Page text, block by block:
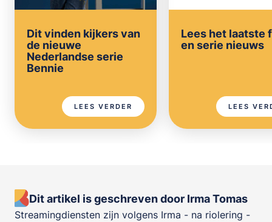
Dit vinden kijkers van
de nieuwe
Nederlandse serie
Bennie
LEES VERDER
Lees het laatste
en serie nieuws
LEES
Dit artikel is geschreven door Irma Tomas
Streamingdiensten zijn volgens Irma - na riolering -